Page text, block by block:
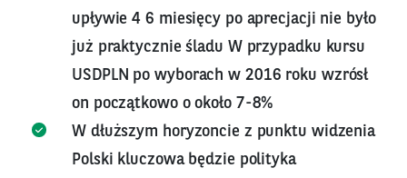
upływie 4 6 miesięcy po aprecjacji nie było
już praktycznie śladu W przypadku kursu
USDPLN po wyborach w 2016 roku wzrósł
on początkowo o około 7-8%
W dłuższym horyzoncie z punktu widzenia
Polski kluczowa będzie polityka